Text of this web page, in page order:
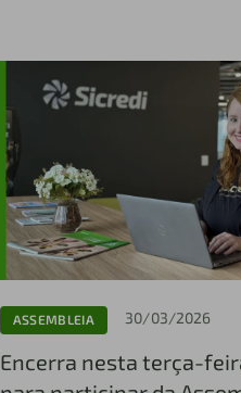
ASSEMBLEIA 30/03/2026
Encerra nesta terça-